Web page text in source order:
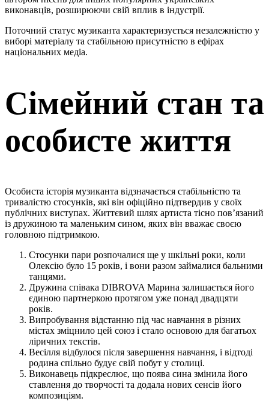
виконавців, розширюючи свій вплив в індустрії.
Поточний статус музиканта характеризується незалежністю у
виборі матеріалу та стабільною присутністю в ефірах
національних медіа.
Сімейний стан та
особисте життя
Особиста історія музиканта відзначається стабільністю та
тривалістю стосунків, які він офіційно підтвердив у своїх
публічних виступах. Життєвий шлях артиста тісно пов’язаний
із дружиною та маленьким сином, яких він вважає своєю
головною підтримкою.
Стосунки пари розпочалися ще у шкільні роки, коли
Олексію було 15 років, і вони разом займалися бальними
танцями.
Дружина співака DIBROVA Марина залишається його
єдиною партнеркою протягом уже понад двадцяти
років.
Випробування відстанню під час навчання в різних
містах зміцнило цей союз і стало основою для багатьох
ліричних текстів.
Весілля відбулося після завершення навчання, і відтоді
родина спільно будує свій побут у столиці.
Виконавець підкреслює, що поява сина змінила його
ставлення до творчості та додала нових сенсів його
композиціям.